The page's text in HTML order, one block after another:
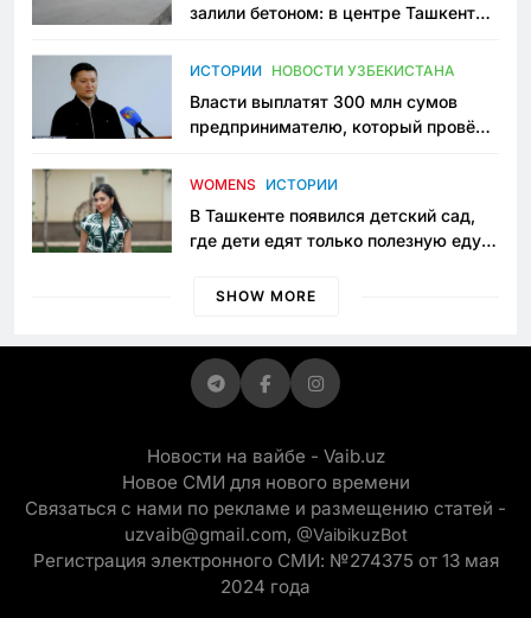
залили бетоном: в центре Ташкента
пространство
ИСТОРИИ НОВОСТИ УЗБЕКИСТАНА
Власти выплатят 300 млн сумов
предпринимателю, который провёл
приговору
WOMENS ИСТОРИИ
В Ташкенте появился детский сад,
где дети едят только полезную еду.
просить «кашу без сахара»
SHOW MORE
Новости на вайбе - Vaib.uz
Новое СМИ для нового времени
Связаться с нами по рекламе и размещению статей -
uzvaib@gmail.com, @VaibikuzBot
Регистрация электронного СМИ: №274375 от 13 мая
2024 года